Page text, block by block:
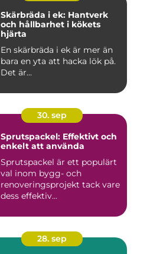
Skärbräda i ek: Hantverk
och hållbarhet i kökets
hjärta
En skärbräda i ek är mer än
bara en yta att hacka lök på.
Det är...
30. sep
Sprutspackel: Effektivt och
enkelt att använda
Sprutspackel är ett populärt
val inom bygg- och
renoveringsprojekt tack vare
dess effektiv...
28. sep